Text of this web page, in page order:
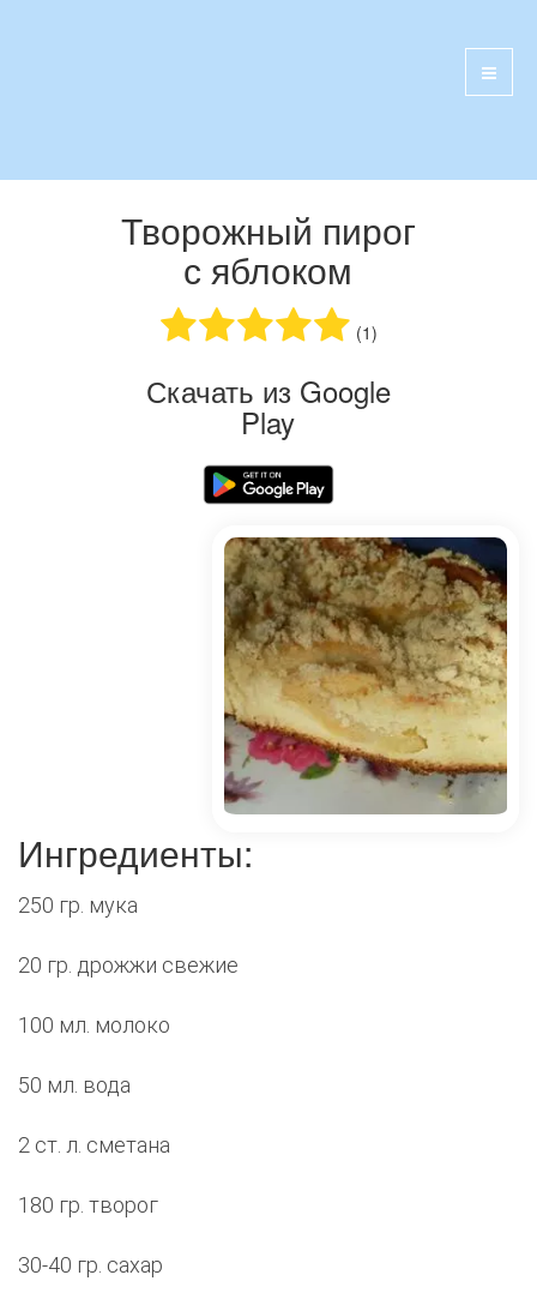
Творожный пирог
с яблоком
(1)
Скачать из Google
Play
Ингредиенты:
250 гр. мука
20 гр. дрожжи свежие
100 мл. молоко
50 мл. вода
2 ст. л. сметана
180 гр. творог
30-40 гр. сахар